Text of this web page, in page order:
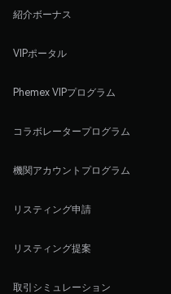
紹介ボーナス
VIPポータル
Phemex VIPプログラム
コラボレータープログラム
機関アカウントプログラム
リスティング申請
リスティング提案
取引シミュレーション